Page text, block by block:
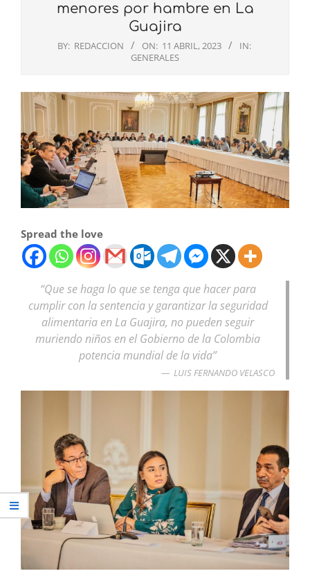
menores por hambre en La
Guajira
BY: REDACCION ON: 11 ABRIL, 2023
IN:
GENERALES
Spread the love
“Que se haga lo que se tenga que hacer para
cumplir con la sentencia y garantizar la seguridad
alimentaria en La Guajira, no pueden seguir
muriendo niños en el Gobierno de la Colombia
potencia mundial de la vida”
LUIS FERNANDO VELASCO